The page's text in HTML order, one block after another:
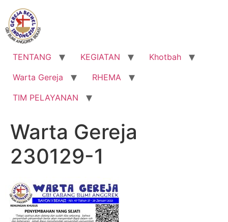
Lewati
konten
TENTANG KEGIATAN
Khotbah
Warta Gereja
RHEMA
TIM PELAYANAN
Warta Gereja
230129-1